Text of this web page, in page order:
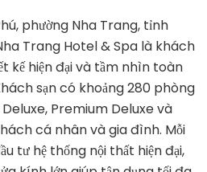
phường Nha Trang, tỉnh
Trang Hotel & Spa là khách
kế hiện đại và tầm nhìn toàn
sạn có khoảng 280 phòng
Premium Deluxe và
cá nhân và gia đình. Mỗi
tư hệ thống nội thất hiện đại,